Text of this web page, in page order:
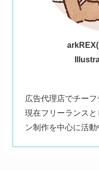
ark
広告代理店でチーフ
現在フリーランス
ン制作を中心に活動